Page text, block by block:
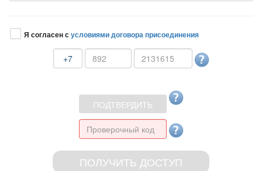
Я согласен сусловиями договора присоединения
+7